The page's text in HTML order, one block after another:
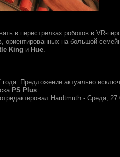
в перестрелках роботов в VR-
ориентированных на большой
King и Hue.
Предложение актуально
PS Plus.
Hardtmuth - Среда,